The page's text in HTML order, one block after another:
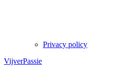
Privacy policy
VijverPassie